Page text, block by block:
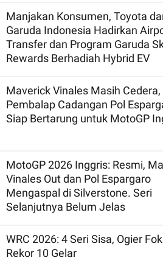
Manjakan Konsumen, Toyota
Garuda Indonesia Hadirkan
Transfer dan Program Garuda
Rewards Berhadiah Hybrid EV
Maverick Vinales Masih Cedera,
Pembalap Cadangan Pol
Siap Bertarung untuk MotoGP
MotoGP 2026 Inggris: Resmi,
Vinales Out dan Pol Espargaro
Mengaspal di Silverstone. Seri
Selanjutnya Belum Jelas
WRC 2026: 4 Seri Sisa, Ogier
Rekor 10 Gelar